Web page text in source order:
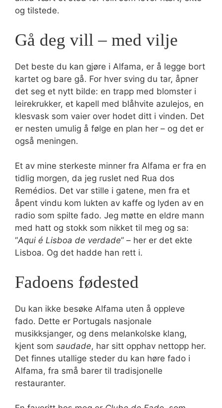
og tilstede.
Gå deg vill – med vilje
Det beste du kan gjøre i Alfama, er å legge bort
kartet og bare gå. For hver sving du tar, åpner
det seg et nytt bilde: en trapp med blomster i
leirekrukker, et kapell med blåhvite azulejos, en
klesvask som vaier over hodet ditt i vinden. Det
er nesten umulig å følge en plan her – og det er
også meningen.
Et av mine sterkeste minner fra Alfama er fra en
tidlig morgen, da jeg ruslet ned Rua dos
Remédios. Det var stille i gatene, men fra et
åpent vindu kom lukten av kaffe og lyden av en
radio som spilte fado. Jeg møtte en eldre mann
med hatt og stokk som nikket til meg og sa:
“Aqui é Lisboa de verdade” – her er det ekte
Lisboa. Og det hadde han rett i.
Fadoens fødested
Du kan ikke besøke Alfama uten å oppleve
fado. Dette er Portugals nasjonale
musikksjanger, og dens melankolske klang,
kjent som saudade, har sitt opphav nettopp her.
Det finnes utallige steder du kan høre fado i
Alfama, fra små barer til tradisjonelle
restauranter.